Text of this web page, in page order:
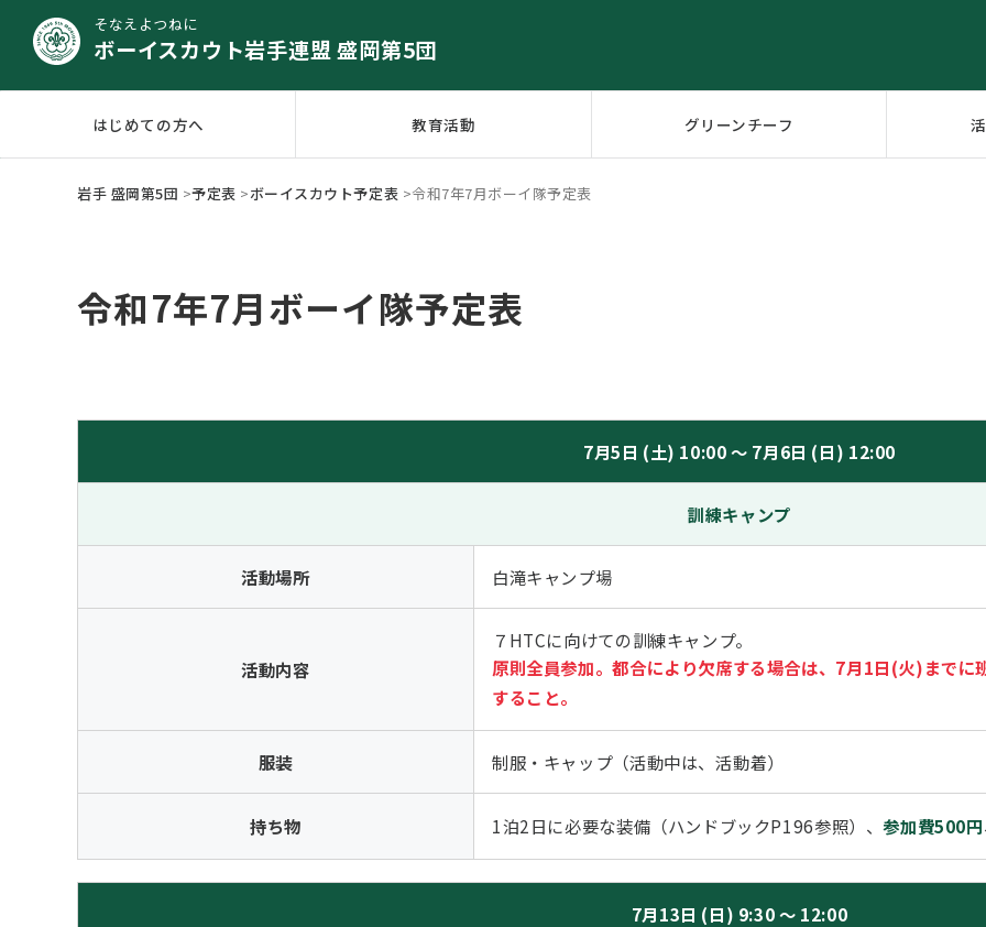
そなえよつねに
ボーイスカウト岩手連盟 盛岡第5団
はじめての方へ 教育活動 グリーンチーフ
岩手 盛岡第5団 >予定表 >ボーイスカウト予定表 >令和7年7月ボーイ隊予定表
令和7年7月ボーイ隊予定表
7月5日 (土) 10:00 ～ 7月6日 (日) 12:00
訓練キャンプ
活動場所 白滝キャンプ場
活動内容
７HTCに向けての訓練キャンプ。
原則全員参加。都合により欠席する場合は、7月1日(火)まで
すること。
服装 制服・キャップ（活動中は、活動着）
持ち物 1泊2日に必要な装備（ハンドブックP196参照）、参加費500円
7月13日 (日) 9:30 ～ 12:00